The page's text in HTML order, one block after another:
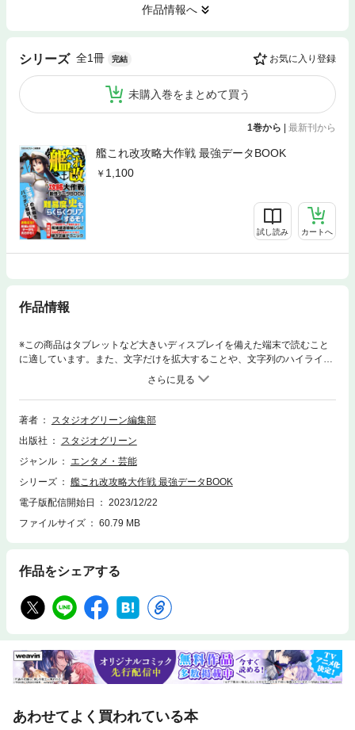
作品情報へ
シリーズ 全1冊 完結 お気に入り登録
未購入巻をまとめて買う
1巻から | 最新刊から
艦これ改攻略大作戦 最強データBOOK
1,100
試し読み カートへ
作品情報
※この商品はタブレットなど大きいディスプレイを備えた端末で読むこと
に適しています。また、文字だけを拡大することや、文字列のハイライ
ト、検索、辞書の参照、引用などの機能が使用できません。「艦これ改」
をバッチリ楽しみながら攻略する！本書は大人気ゲーム「艦これ改」の全
海域を攻略するために必要なデータや攻め方のポイントをガッツリまとめ
た１冊です。【目次】はじめに鎮守府海域南方連絡海域中部西海域南西諸
海域AL海域 MI海域FS海域深海後方海域深海運河海域深海中枢海域艦娘デ
ータ一覧任務データ一覧EXTRA付録１ 艦娘建造極秘レシピEXTRA付録
に分けてまとめているほか「海域攻略指南」として、攻め方のコツやお役
立ちアドバイス、さらにオススメ編成、ドロップ艦娘を紹介。中盤では、
で、比較するのも便利です。巻末には特別付録として、レア駆逐艦から大
がら解説しているので、読みやすさも抜群です。
著者
スタジオグリーン編集部
出版社
スタジオグリーン
ジャンル
エンタメ・芸能
シリーズ
艦これ改攻略大作戦 最強データBOOK
電子版配信開始日
2023/12/22
ファイルサイズ
60.79 MB
作品をシェアする
あわせてよく買われている本